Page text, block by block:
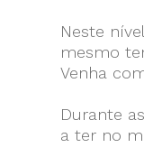
Neste
mesmo
Venha
Durante
a ter no